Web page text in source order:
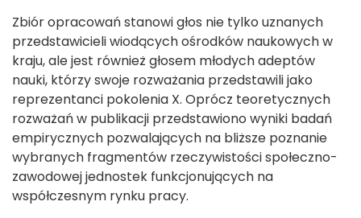
Zbiór opracowań stanowi głos nie tylko uznanych
przedstawicieli wiodących ośrodków naukowych w
kraju, ale jest również głosem młodych adeptów
nauki, którzy swoje rozważania przedstawili jako
reprezentanci pokolenia X. Oprócz teoretycznych
rozważań w publikacji przedstawiono wyniki badań
empirycznych pozwalających na bliższe poznanie
wybranych fragmentów rzeczywistości społeczno-
zawodowej jednostek funkcjonujących na
współczesnym rynku pracy.